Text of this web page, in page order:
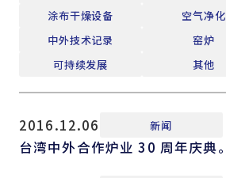
涂布干燥设备
空气净化
中外技术记录
窑炉
可持续发展
其他
2016.12.06 新闻
台湾中外合作炉业 30 周年庆典。